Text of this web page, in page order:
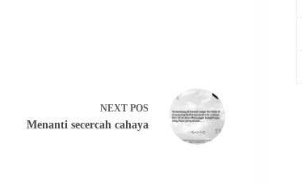
NEXT POS
Menanti secercah cahaya